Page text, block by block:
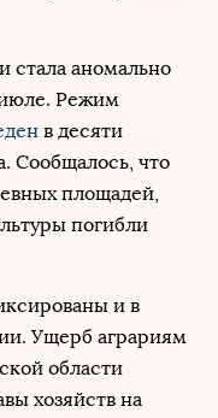
стала аномально
Режим
в десяти
Сообщалось, что
площадей,
погибли
и в
Ущерб аграриям
области
хозяйств на